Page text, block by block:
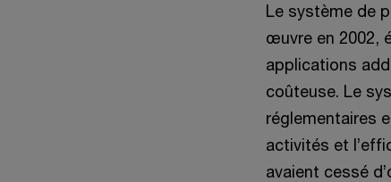
Le système de
œuvre en 2002,
applications
coûteuse. Le
réglementaires
activités et
avaient cessé